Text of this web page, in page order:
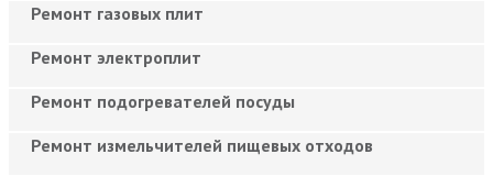
Ремонт газовых плит
Ремонт электроплит
Ремонт подогревателей посуды
Ремонт измельчителей пищевых отходов